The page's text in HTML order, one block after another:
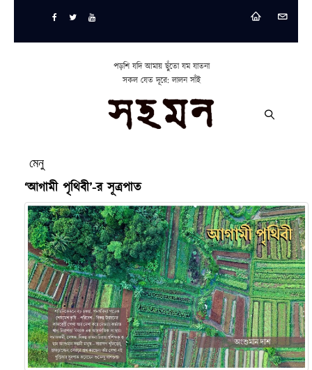
পড়শি যদি আমায় ছুঁতো যম যাতনা
সকল যেত দূরে: লালন সাঁই
মেনু
‘আগামী পৃথিবী’-র সূত্রপাত